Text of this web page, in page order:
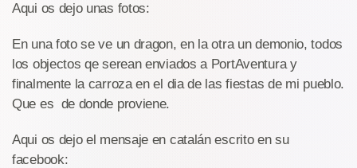
Aqui os dejo unas fotos:
En una foto se ve un dragon, en la otra un demonio, todos
los objectos qe serean enviados a PortAventura y
finalmente la carroza en el dia de las fiestas de mi pueblo.
Que es de donde proviene.
Aqui os dejo el mensaje en catalán escrito en su
facebook: